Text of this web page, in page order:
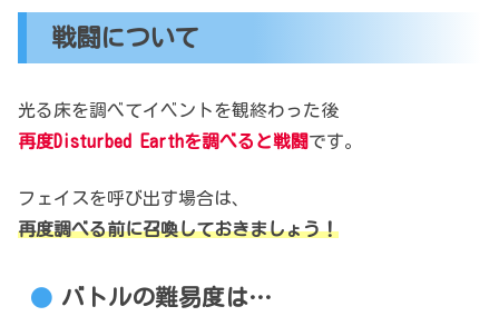
戦闘について
光る床を調べてイベントを観終わった後
再度Disturbed Earthを調べると戦闘です。
フェイスを呼び出す場合は、
再度調べる前に召喚しておきましょう！
バトルの難易度は…